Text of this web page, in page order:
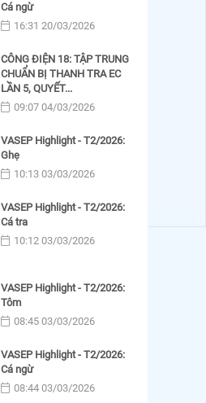
Cá ngừ
16:31 20/03/2026
CÔNG ĐIỆN 18: TẬP TRUNG
CHUẨN BỊ THANH TRA EC
LẦN 5, QUYẾT...
09:07 04/03/2026
VASEP Highlight - T2/2026:
Ghẹ
10:13 03/03/2026
VASEP Highlight - T2/2026:
Cá tra
10:12 03/03/2026
VASEP Highlight - T2/2026:
Tôm
08:45 03/03/2026
VASEP Highlight - T2/2026:
Cá ngừ
08:44 03/03/2026